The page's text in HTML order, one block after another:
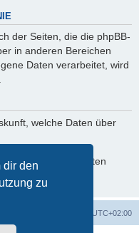
dir den
zu
der Seiten, die die phpBB-
in anderen Bereichen
Daten verarbeitet, wird
welche Daten über
Sperrung deiner Daten
UTC+02:00